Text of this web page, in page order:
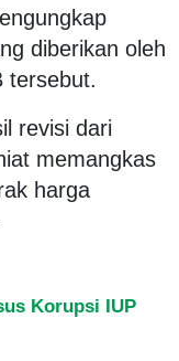
diberikan oleh
tersebut.
revisi dari
memangkas
harga
Korupsi IUP